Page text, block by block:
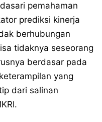
pemahaman
prediksi kinerja
berhubungan
tidaknya seseorang
berdasar pada
yang
dari salinan